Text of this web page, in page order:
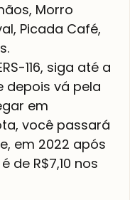
Morro
Picada Café,
116, siga até a
depois vá pela
em
você passará
em 2022 após
de R$7,10 nos